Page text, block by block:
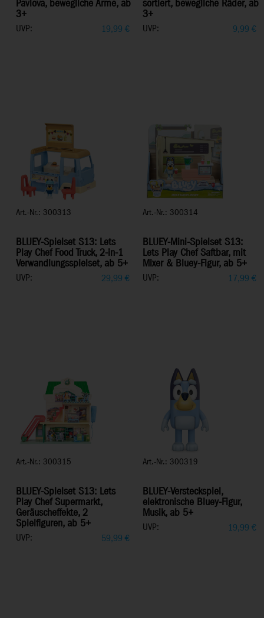
Pavlova, bewegliche Arme, ab
3+
UVP: 19,99 €
sortiert, bewegliche Räder, ab
3+
UVP: 9,99 €
Art.-Nr.: 300313
BLUEY-Spielset S13: Lets
Play Chef Food Truck, 2-in-1
Verwandlungsspielset, ab 5+
UVP: 29,99 €
Art.-Nr.: 300314
BLUEY-Mini-Spielset S13:
Lets Play Chef Saftbar, mit
Mixer & Bluey-Figur, ab 5+
UVP: 17,99 €
Art.-Nr.: 300315
BLUEY-Spielset S13: Lets
Play Chef Supermarkt,
Geräuscheffekte, 2
Spielfiguren, ab 5+
UVP: 59,99 €
Art.-Nr.: 300319
BLUEY-Versteckspiel,
elektronische Bluey-Figur,
Musik, ab 5+
UVP: 19,99 €